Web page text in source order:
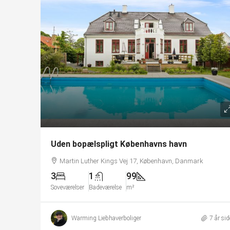
Uden bopælspligt Københavns havn
Martin Luther Kings Vej 17, København, Danmark
3
Soveværelser
1
Badeværelse
99
m²
Warming Liebhaverboliger 7 år